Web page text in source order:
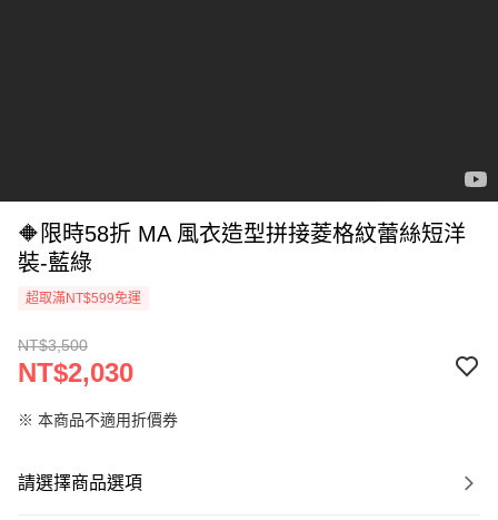
🔶限時58折 MA 風衣造型拼接菱格紋蕾絲短洋
裝-藍綠
超取滿NT$599免運
NT$3,500
NT$2,030
※ 本商品不適用折價券
請選擇商品選項